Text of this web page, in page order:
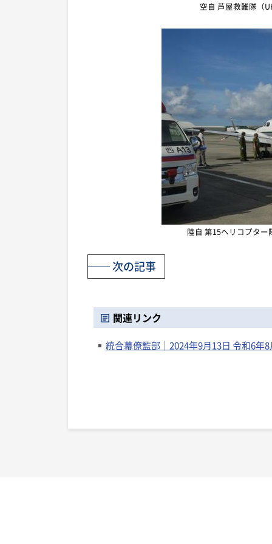
空自 芦屋救難隊（
陸自 第15ヘリコプタ
次の記事
関連リンク
統合幕僚監部｜2024年9月13日 令和6年